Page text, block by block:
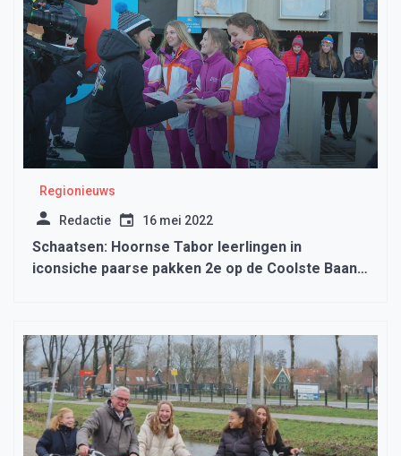
Regionieuws
Redactie 16 mei 2022
Schaatsen: Hoornse Tabor leerlingen in
iconsiche paarse pakken 2e op de Coolste Baan